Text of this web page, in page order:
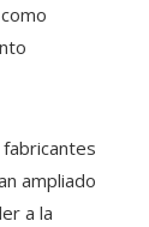
ampliado
a la